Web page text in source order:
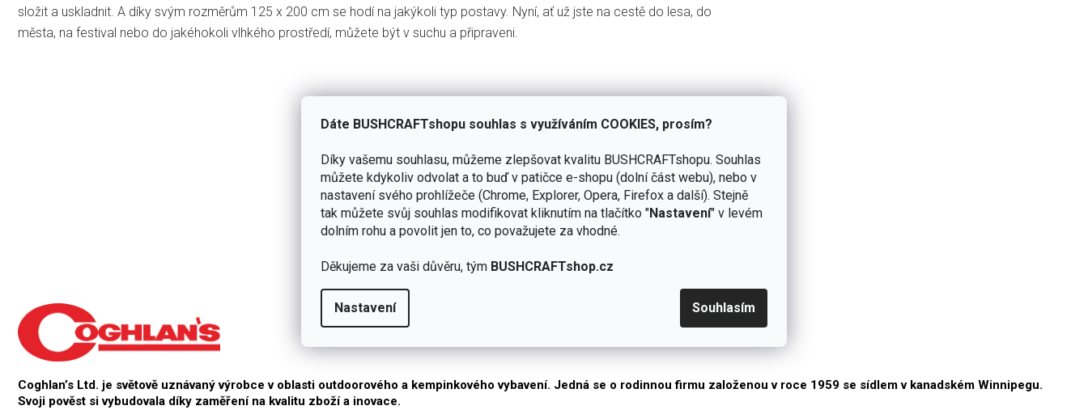
Dáte BUSHCRAFTshopu souhlas s využíváním COOKIES, prosím?
Díky vašemu souhlasu, můžeme zlepšovat kvalitu BUSHCRAFTshopu. Souhlas
můžete kdykoliv odvolat a to buď v patičce e-shopu (dolní část webu), nebo v
nastavení svého prohlížeče (Chrome, Explorer, Opera, Firefox a další). Stejně
tak můžete svůj souhlas modifikovat kliknutím na tlačítko "Nastavení" v levém
dolním rohu a povolit jen to, co považujete za vhodné.
Děkujeme za vaši důvěru, tým BUSHCRAFTshop.cz
Nastavení Souhlasím
složit a uskladnit. A díky svým rozměrům 125 x 200 cm se hodí na jakýkoli typ postavy. Nyní, ať už jste na cestě do lesa, do
města, na festival nebo do jakéhokoli vlhkého prostředí, můžete být v suchu a připraveni.
Přidat hodnocení
Coghlan’s Ltd. je světově uznávaný výrobce v oblasti outdoorového a kempinkového vybavení. Jedná se o rodinnou firmu založenou v roce 1959 se sídlem v kanadském Winnipegu.
Svoji pověst si vybudovala díky zaměření na kvalitu zboží a inovace.